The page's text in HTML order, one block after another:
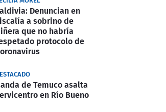
Denuncian en
a sobrino de
que no habría
protocolo de
de Temuco asalta
en Río Bueno